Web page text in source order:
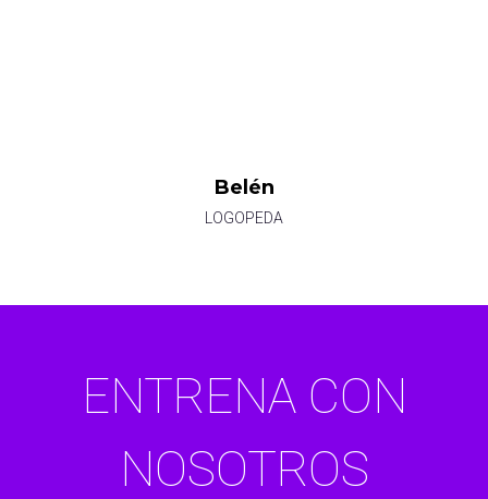
Belén
LOGOPEDA
ENTRENA CON
NOSOTROS